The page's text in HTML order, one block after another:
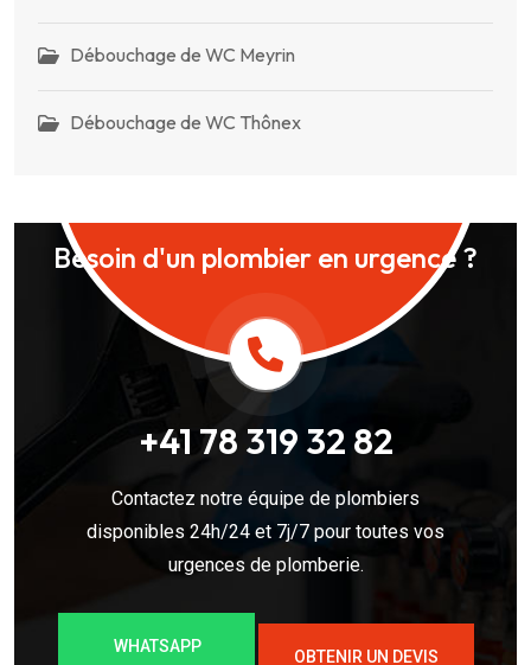
Débouchage de WC Meyrin
Débouchage de WC Thônex
Besoin d'un plombier en urgence ?
+41 78 319 32 82
Contactez notre équipe de plombiers
disponibles 24h/24 et 7j/7 pour toutes vos
urgences de plomberie.
WHATSAPP
OBTENIR UN DEVIS